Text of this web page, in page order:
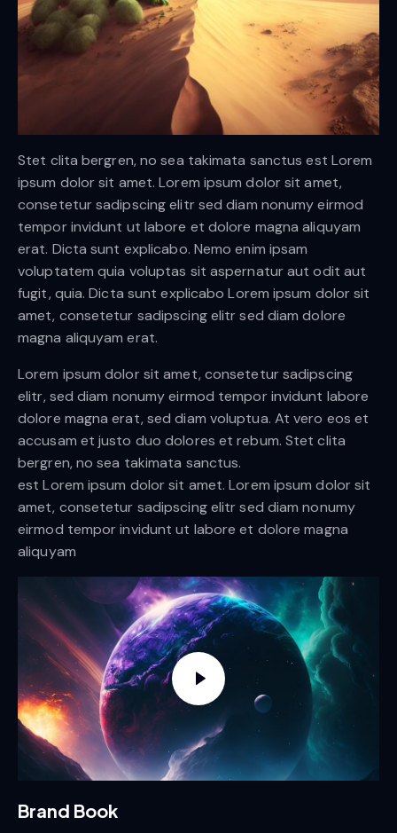
Stet clita bergren, no sea takimata sanctus est Lorem
ipsum dolor sit amet. Lorem ipsum dolor sit amet,
consetetur sadipscing elitr sed diam nonumy eirmod
tempor invidunt ut labore et dolore magna aliquyam
erat. Dicta sunt explicabo. Nemo enim ipsam
voluptatem quia voluptas sit aspernatur aut odit aut
fugit, quia. Dicta sunt explicabo Lorem ipsum dolor sit
amet, consetetur sadipscing elitr sed diam dolore
magna aliquyam erat.
Lorem ipsum dolor sit amet, consetetur sadipscing
elitr, sed diam nonumy eirmod tempor invidunt labore
dolore magna erat, sed diam voluptua. At vero eos et
accusam et justo duo dolores et rebum. Stet clita
bergren, no sea takimata sanctus.
est Lorem ipsum dolor sit amet. Lorem ipsum dolor sit
amet, consetetur sadipscing elitr sed diam nonumy
eirmod tempor invidunt ut labore et dolore magna
aliquyam
Brand Book